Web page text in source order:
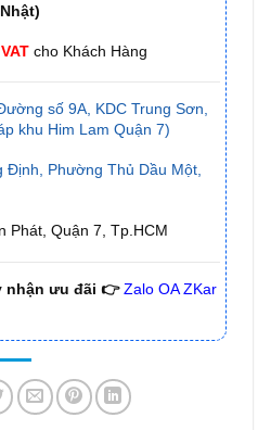
cho Khách Hàng
số 9A, KDC Trung Sơn,
khu Him Lam Quận 7)
Định, Phường Thủ Dầu Một,
Phát, Quận 7, Tp.HCM
nhận ưu đãi 👉 Zalo OA ZKar